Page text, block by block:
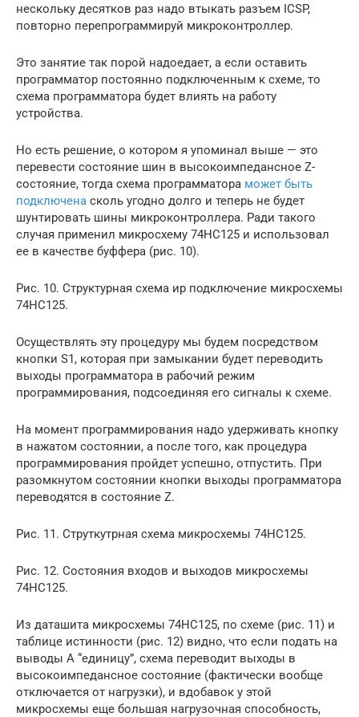
нескольку десятков раз надо втыкать разъем ICSP,
повторно перепрограммируй микроконтроллер.
Это занятие так порой надоедает, а если оставить
программатор постоянно подключенным к схеме, то
схема программатора будет влиять на работу
устройства.
Но есть решение, о котором я упоминал выше — это
перевести состояние шин в высокоимпедансное Z-
состояние, тогда схема программатора может быть
подключена сколь угодно долго и теперь не будет
шунтировать шины микроконтроллера. Ради такого
случая применил микросхему 74HC125 и использовал
ее в качестве буффера (рис. 10).
Рис. 10. Структурная схема ир подключение микросхемы
74HC125.
Осуществлять эту процедуру мы будем посредством
кнопки S1, которая при замыкании будет переводить
выходы программатора в рабочий режим
программирования, подсоединяя его сигналы к схеме.
На момент программирования надо удерживать кнопку
в нажатом состоянии, а после того, как процедура
программирования пройдет успешно, отпустить. При
разомкнутом состоянии кнопки выходы программатора
переводятся в состояние Z.
Рис. 11. Струткутрная схема микросхемы 74HC125.
Рис. 12. Состояния входов и выходов микросхемы
74HC125.
Из даташита микросхемы 74НС125, по схеме (рис. 11) и
таблице истинности (рис. 12) видно, что если подать на
выводы А “единицу”, схема переводит выходы в
высокоимпедансное состояние (фактически вообще
отключается от нагрузки), и вдобавок у этой
микросхемы еще большая нагрузочная способность,